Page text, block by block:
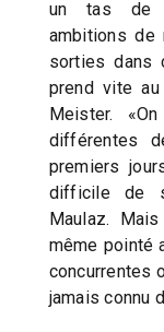
un tas de
ambitions de
sorties dans
prend vite
Meister.
différentes
premiers
difficile de
Maulaz.
même pointé
concurrentes
jamais connu